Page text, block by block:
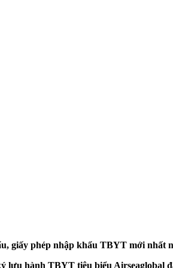
giấy phép nhập khẩu TBYT mới nhất
lưu hành TBYT tiêu biểu Airseaglobal